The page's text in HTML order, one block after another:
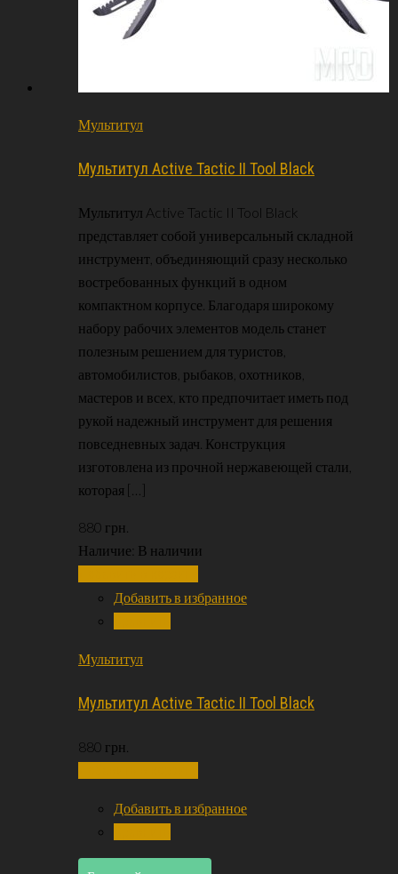
Мультитул
Мультитул Active Tactic II Tool Black
Мультитул Active Tactic II Tool Black
представляет собой универсальный складной
инструмент, объединяющий сразу несколько
востребованных функций в одном
компактном корпусе. Благодаря широкому
набору рабочих элементов модель станет
полезным решением для туристов,
автомобилистов, рыбаков, охотников,
мастеров и всех, кто предпочитает иметь под
рукой надежный инструмент для решения
повседневных задач. Конструкция
изготовлена из прочной нержавеющей стали,
которая […]
880 грн.
Наличие: В наличии
Добавить в избранное
Мультитул
Мультитул Active Tactic II Tool Black
880 грн.
Добавить в избранное